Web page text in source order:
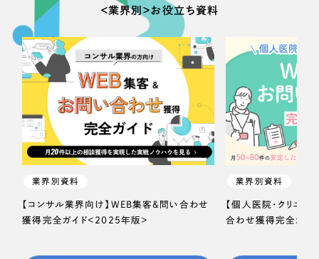
＜業界別＞お役立ち資料
業界別資料
【コンサル業界向け】WEB集客＆問い合わせ
獲得完全ガイド＜2025年版＞
業界別資料
【個人医院・クリニッ
合わせ獲得完全ガイ